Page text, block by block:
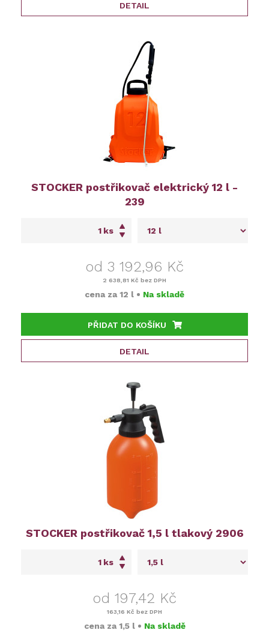
DETAIL
STOCKER postřikovač elektrický 12 l -
239
ks
od 3 192,96 Kč
2 638,81 Kč bez DPH
cena za 12 l • Na skladě
PŘIDAT DO KOŠÍKU
DETAIL
STOCKER postřikovač 1,5 l tlakový 2906
ks
od 197,42 Kč
163,16 Kč bez DPH
cena za 1,5 l • Na skladě